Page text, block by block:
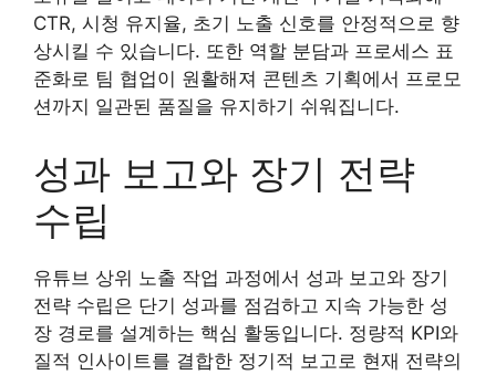
CTR, 시청 유지율, 초기 노출 신호를 안정적으로 향
상시킬 수 있습니다. 또한 역할 분담과 프로세스 표
준화로 팀 협업이 원활해져 콘텐츠 기획에서 프로모
션까지 일관된 품질을 유지하기 쉬워집니다.
성과 보고와 장기 전략
수립
유튜브 상위 노출 작업 과정에서 성과 보고와 장기
전략 수립은 단기 성과를 점검하고 지속 가능한 성
장 경로를 설계하는 핵심 활동입니다. 정량적 KPI와
질적 인사이트를 결합한 정기적 보고로 현재 전략의